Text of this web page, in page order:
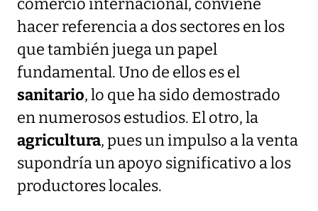
comercio internacional, conviene
hacer referencia a dos sectores en los
que también juega un papel
fundamental. Uno de ellos es el
sanitario, lo que ha sido demostrado
en numerosos estudios. El otro, la
agricultura, pues un impulso a la venta
supondría un apoyo significativo a los
productores locales.